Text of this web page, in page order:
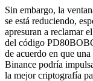
Sin embargo, la
se está reduciendo,
apresuran a reclamar
del código
de acuerdo en que
Binance podría
la mejor criptografía